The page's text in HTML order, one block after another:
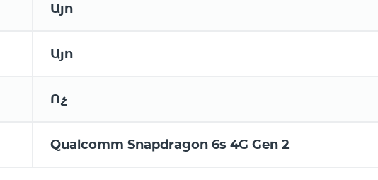
Այո
Այո
Ոչ
Qualcomm Snapdragon 6s 4G Gen 2